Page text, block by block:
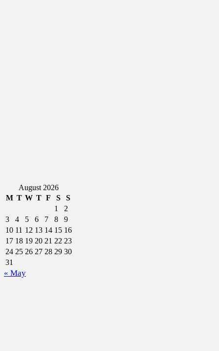
August 2026
M T W T F S
S
1
2
3
4 5 6 7 8
9
10 11 12 13 14 15 16
17 18 19 20 21 22 23
24 25 26 27 28 29 30
31
« May